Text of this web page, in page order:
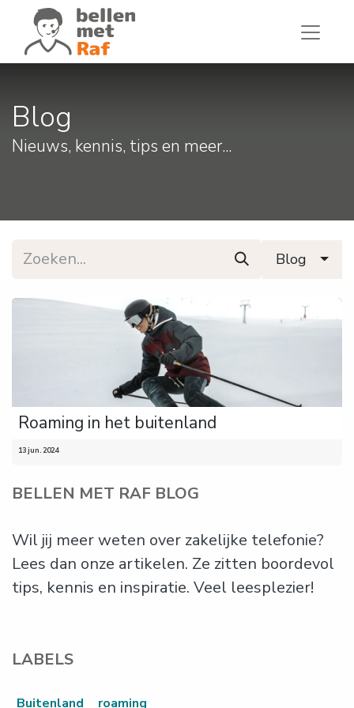
Blog
Nieuws, kennis, tips en meer...
Blog
Roaming in het buitenland
13 jun. 2024
BELLEN MET RAF BLOG
Wil jij meer weten over zakelijke telefonie?
Lees dan onze artikelen. Ze zitten boordevol
tips, kennis en inspiratie. Veel leesplezier!
LABELS
Buitenland roaming